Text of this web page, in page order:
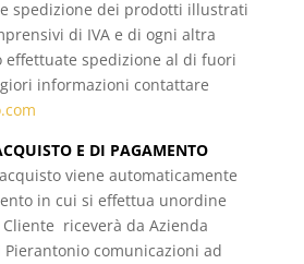
spedizione dei prodotti illustrati
di IVA e di ogni altra
effettuate spedizione al di fuori
informazioni contattare
E DI PAGAMENTO
viene automaticamente
in cui si effettua unordine
riceverà da Azienda
comunicazioni ad